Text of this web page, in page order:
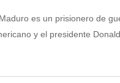
es un prisionero de
y el presidente